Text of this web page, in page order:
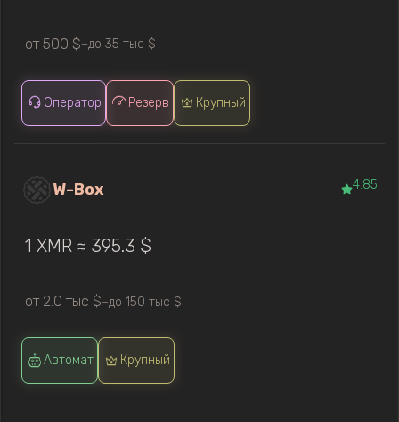
от 500 $—до 35 тыс $
Оператор Резерв Крупный
W-Box 4.85
1 XMR ≈ 395.3 $
от 2.0 тыс $—до 150 тыс $
Автомат Крупный